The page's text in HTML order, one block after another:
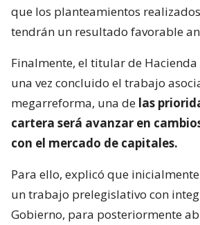
que los planteamientos
tendrán un resultado favorable
Finalmente, el titular de
una vez concluido el trabajo
megarreforma, una de las
cartera será avanzar en
con el mercado de capitales.
Para ello, explicó que
un trabajo prelegislativo con
Gobierno, para posteriormente